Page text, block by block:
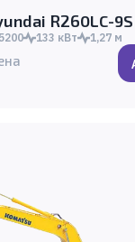
R260LC-9S
133 кВт 1,27 м